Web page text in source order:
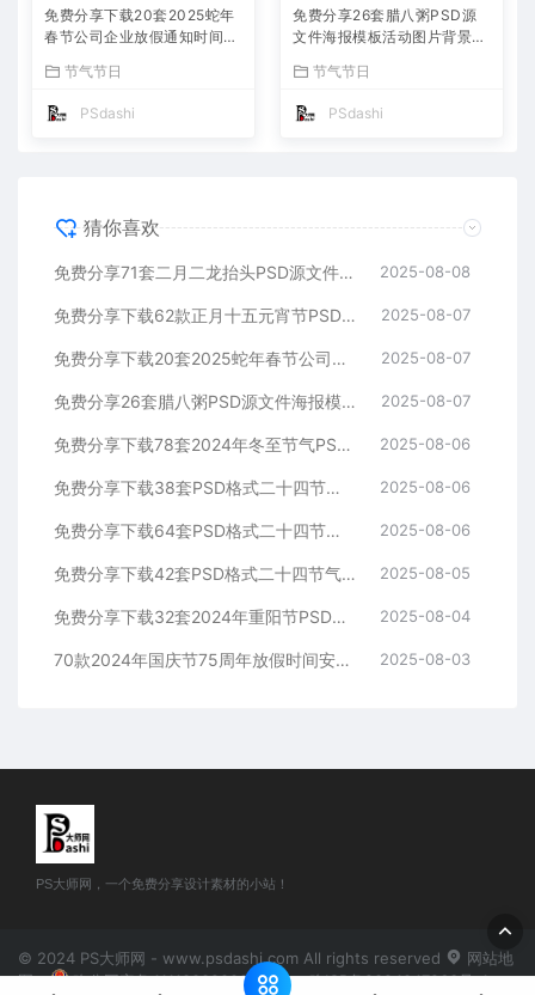
免费分享下载20套2025蛇年
春节公司企业放假通知时间安
S大师网公司企业朋友圈节日
节气节日
PSdashi
免费分享26套腊八粥PSD源
文件海报模板活动图片背景壁
S大师网高清合集中国传统节
节气节日
PSdashi
猜你喜欢
免费分享71套二月二龙抬头PSD源文件海报模板活动图片背景壁纸素材公司企业朋友圈广告PS大师网高清合集中国传统节日平面设计宣传 2025-08-08
免费分享下载62款正月十五元宵节PSD海报模板源文件花灯活动图片2025蛇年节日节庆春节氛围喜庆背景设计素材公司企业朋友圈吃汤圆 2025-08-07
免费分享下载20套2025蛇年春节公司企业放假通知时间安排海报模板PSD源文件素材PS大师网公司企业朋友圈节日宣传背景分层图片 2025-08-07
免费分享26套腊八粥PSD源文件海报模板活动图片背景壁纸素材公司企业朋友圈广告PS大师网高清合集中国传统节日平面设计宣传插国风画 2025-08-07
免费分享下载78套2024年冬至节气PSD源文件模板幼儿园小学校公司企业朋友圈海报宣传24平面设计师素材打包合集活动图片插画图片 2025-08-06
免费分享下载38套PSD格式二十四节气海报模板大雪素材源文件24PS大师网图片平面设计中国传统节日资源公司高清朋友圈营销电商宣传 2025-08-06
免费分享下载64套PSD格式二十四节气海报模板小雪素材源文件24PS大师网图片平面设计中国传统节日资源整套高清朋友圈营销电商宣传 2025-08-06
免费分享下载42套PSD格式二十四节气海报模板霜降素材源文件24PS大师网图片平面设计中国传统节日资源整套高清朋友圈营销电商宣传 2025-08-05
免费分享下载32套2024年重阳节PSD源文件模板可编辑幼儿园小学学校公司企业朋友圈海报宣传PS大师网平面设计师素材打包合集图片 2025-08-04
70款2024年国庆节75周年放假时间安排通知PSD海报模版素材免费分享下载PS大师网公司企业朋友圈节日宣传背景图片分层源文件 2025-08-03
PS大师网，一个免费分享设计素材的小站！
© 2024 PS大师网 - www.psdashi.com All rights reserved
网站地
图
豫公网安备41110002000302号 豫ICP备2024047263号-1